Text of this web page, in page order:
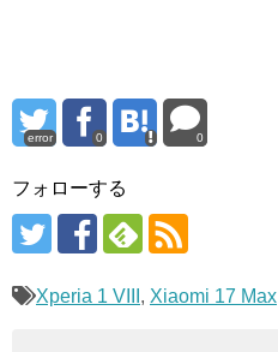
error 0 0
フォローする
Xperia 1 VIII , Xiaomi 17 Max